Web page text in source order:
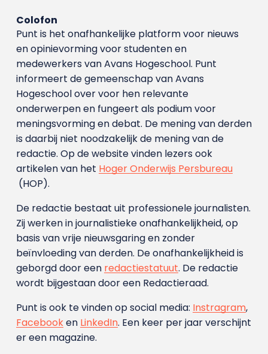
Colofon
Punt is het onafhankelijke platform voor nieuws
en opinievorming voor studenten en
medewerkers van Avans Hoge­school. Punt
informeert de gemeenschap van Avans
Hogeschool over voor hen relevante
onderwerpen en fungeert als podium voor
meningsvorming en debat. De mening van derden
is daarbij niet noodzakelijk de mening van de
redactie. Op de website vinden lezers ook
artikelen van het Hoger Onderwijs Persbureau
(HOP).
De redactie bestaat uit professionele journalisten.
Zij werken in journalistieke onafhankelijkheid, op
basis van vrije nieuwsgaring en zonder
beïnvloeding van derden. De onafhankelijkheid is
geborgd door een redactiestatuut. De redactie
wordt bijgestaan door een Redactieraad.
Punt is ook te vinden op social media: Instragram,
Facebooken LinkedIn. Een keer per jaar verschijnt
er een magazine.